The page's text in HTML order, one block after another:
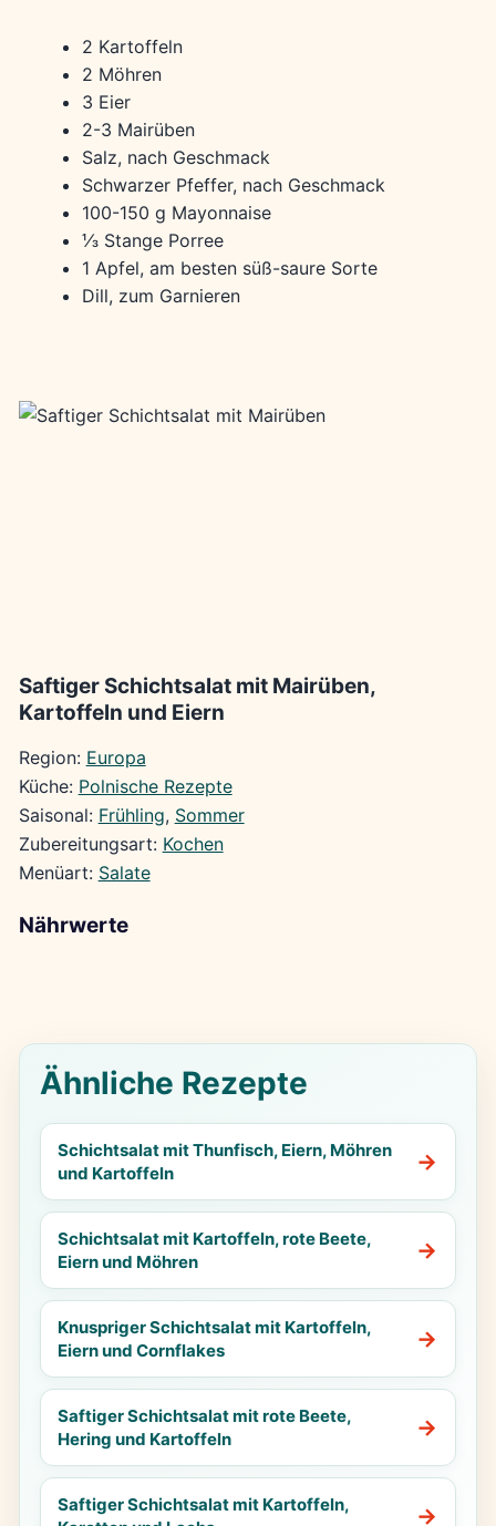
2 Kartoffeln
2 Möhren
3 Eier
2-3 Mairüben
Salz, nach Geschmack
Schwarzer Pfeffer, nach Geschmack
100-150 g Mayonnaise
⅓ Stange Porree
1 Apfel, am besten süß-saure Sorte
Dill, zum Garnieren
Saftiger Schichtsalat mit Mairüben,
Kartoffeln und Eiern
Region: Europa
Küche: Polnische Rezepte
Saisonal: Frühling, Sommer
Zubereitungsart: Kochen
Menüart: Salate
Nährwerte
Ähnliche Rezepte
Schichtsalat mit Thunfisch, Eiern, Möhren
und Kartoffeln
Schichtsalat mit Kartoffeln, rote Beete,
Eiern und Möhren
Knuspriger Schichtsalat mit Kartoffeln,
Eiern und Cornflakes
Saftiger Schichtsalat mit rote Beete,
Hering und Kartoffeln
Saftiger Schichtsalat mit Kartoffeln,